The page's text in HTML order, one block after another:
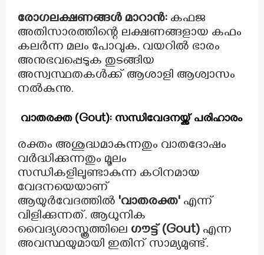
രോഗലക്ഷണങ്ങൾ മാറാൻ: കഫജ
അതിസാരത്തിന്റെ ലക്ഷണങ്ങളായ കഫം
കലർന്ന മലം പോവുക, വയറിൽ ഭാരം
അനുഭവപ്പെടുക തുടങ്ങിയ
അസ്വസ്ഥതകൾക്ക് ആശാളി ആശ്വാസം
നൽകുന്നു.
വാതരക്ത (Gout): സന്ധിവേദനയ്ക്ക് പരിഹാരം
രക്തം അശുദ്ധമാകുന്നതും വാതദോഷം
വർദ്ധിക്കുന്നതും മൂലം
സന്ധികളിലുണ്ടാകുന്ന കഠിനമായ
വേദനയെയാണ്
ആയുർവേദത്തിൽ 'വാതരക്ത' എന്ന്
വിളിക്കുന്നത്. ആധുനിക
വൈദ്യശാസ്ത്രത്തിലെ ഗൗട്ട് (Gout) എന്ന
അവസ്ഥയുമായി ഇതിന് സാമ്യമുണ്ട്.